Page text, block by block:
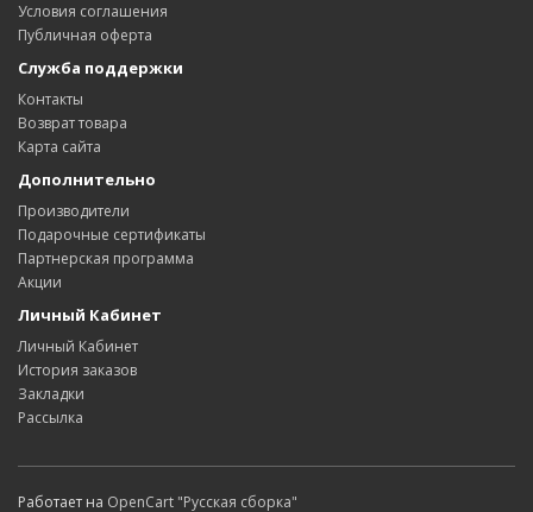
Условия соглашения
Публичная оферта
Служба поддержки
Контакты
Возврат товара
Карта сайта
Дополнительно
Производители
Подарочные сертификаты
Партнерская программа
Акции
Личный Кабинет
Личный Кабинет
История заказов
Закладки
Рассылка
Работает на OpenCart "Русская сборка"